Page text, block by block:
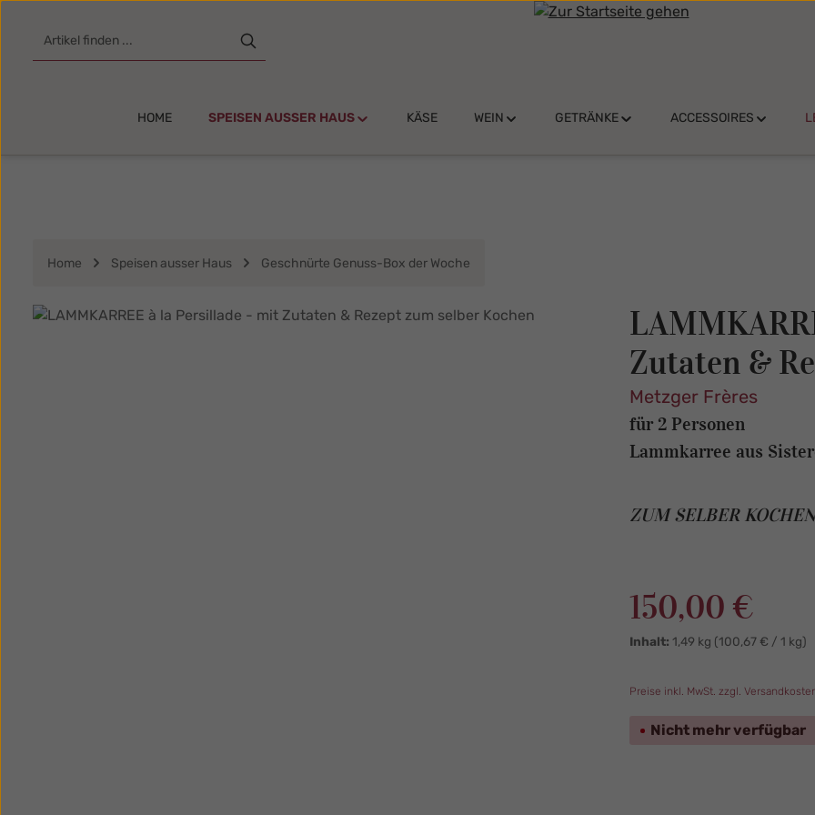
HOME SPEISEN AUSSER HAUS KÄSE WEIN GETRÄNKE ACCESSOIRES
Home Speisen ausser Haus Geschnürte Genuss-Box der Woche
Bildergalerie überspringen
Zutaten &
Metzger Frères
für 2 Personen
Lammkarree aus
ZUM SELBER KOCHEN
Regulärer Preis:
150,00 €
Inhalt: 1,49 kg (100,67 € / 1 kg)
Preise inkl. MwSt. zzgl.
Nicht mehr verfügbar